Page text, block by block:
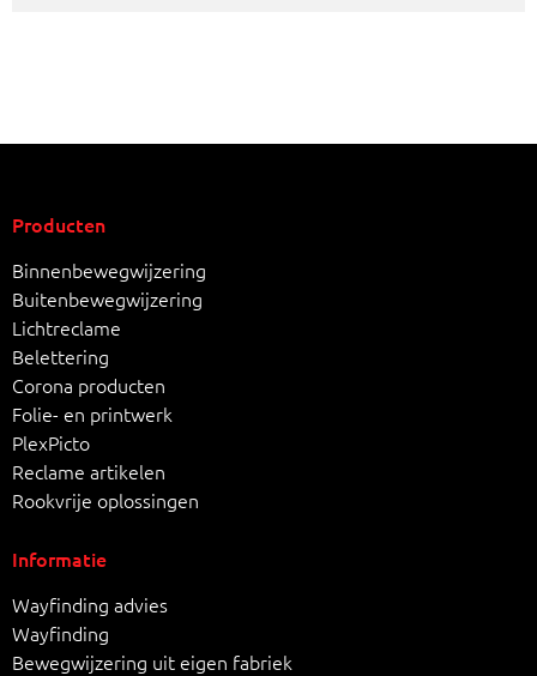
Producten
Binnenbewegwijzering
Buitenbewegwijzering
Lichtreclame
Belettering
Corona producten
Folie- en printwerk
PlexPicto
Reclame artikelen
Rookvrije oplossingen
Informatie
Wayfinding advies
Wayfinding
Bewegwijzering uit eigen fabriek